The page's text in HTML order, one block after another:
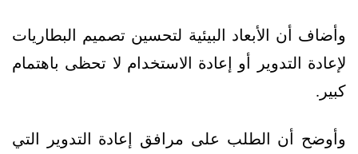
وأضاف أن الأبعاد البيئية لتحسين تصميم البطاريات
لإعادة التدوير أو إعادة الاستخدام لا تحظى باهتمام
كبير.
وأوضح أن الطلب على مرافق إعادة التدوير التي